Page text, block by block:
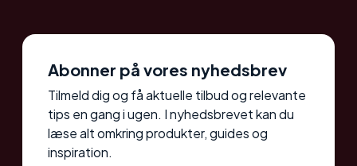
Abonner på vores nyhedsbrev
Tilmeld dig og få aktuelle tilbud og relevante
tips en gang i ugen. I nyhedsbrevet kan du
læse alt omkring produkter, guides og
inspiration.